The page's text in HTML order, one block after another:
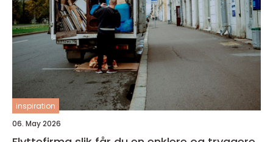
inspiration
06. May 2026